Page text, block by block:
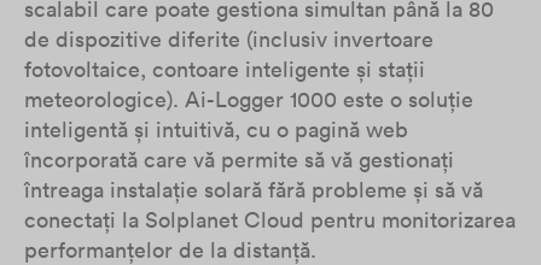
scalabil care poate gestiona simultan până la 80
de dispozitive diferite (inclusiv invertoare
fotovoltaice, contoare inteligente și stații
meteorologice). Ai-Logger 1000 este o soluție
inteligentă și intuitivă, cu o pagină web
încorporată care vă permite să vă gestionați
întreaga instalație solară fără probleme și să vă
conectați la Solplanet Cloud pentru monitorizarea
performanțelor de la distanță.